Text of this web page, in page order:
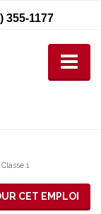
355-1177
1
CET EMPLOI